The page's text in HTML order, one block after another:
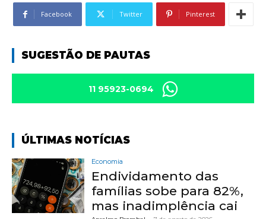
Facebook Twitter Pinterest
SUGESTÃO DE PAUTAS
11 95923-0694
ÚLTIMAS NOTÍCIAS
Economia
Endividamento das
famílias sobe para 82%,
mas inadimplência cai